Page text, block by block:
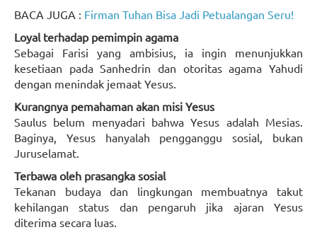
BACA JUGA : Firman Tuhan Bisa Jadi Petualangan Seru!
Loyal terhadap pemimpin agama
Sebagai Farisi yang ambisius, ia ingin menunjukkan
kesetiaan pada Sanhedrin dan otoritas agama Yahudi
dengan menindak jemaat Yesus.
Kurangnya pemahaman akan misi Yesus
Saulus belum menyadari bahwa Yesus adalah Mesias.
Baginya, Yesus hanyalah pengganggu sosial, bukan
Juruselamat.
Terbawa oleh prasangka sosial
Tekanan budaya dan lingkungan membuatnya takut
kehilangan status dan pengaruh jika ajaran Yesus
diterima secara luas.